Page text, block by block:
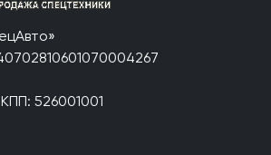
526001001